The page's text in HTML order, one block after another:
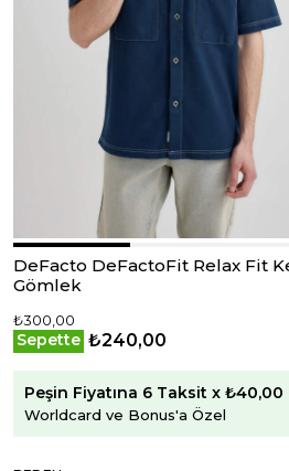
DeFacto DeFactoFit Relax Fit
Gömlek
₺300,00
Sepette ₺240,00
Peşin Fiyatına 6 Taksit x ₺40,00
Worldcard ve Bonus'a Özel